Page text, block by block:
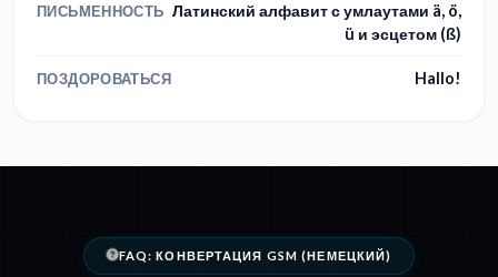
ПИСЬМЕННОСТЬ Латинский алфавит с умлаутами ä, ö,
ü и эсцетом (ß)
ПОЗДОРОВАТЬСЯ Hallo!
FAQ: КОНВЕРТАЦИЯ GSM (НЕМЕЦКИЙ)